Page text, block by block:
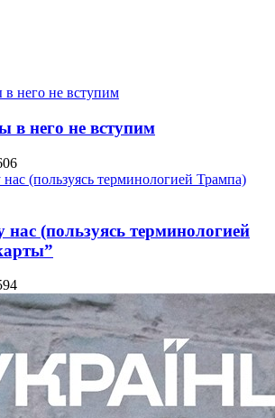
в него не вступим
нас (пользуясь терминологией